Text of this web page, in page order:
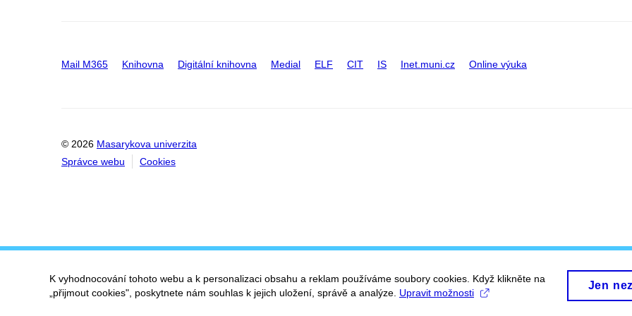
Mail M365 Knihovna Digitální knihovna Medial ELF CIT IS Inet.muni.cz Online výuka
© 2026 Masarykova univerzita
Správce webu
Cookies
K vyhodnocování tohoto webu a k personalizaci obsahu a reklam používáme soubory cookies. Když klikněte na
„přijmout cookies", poskytnete nám souhlas k jejich uložení, správě a analýze. Upravit možnosti
Jen